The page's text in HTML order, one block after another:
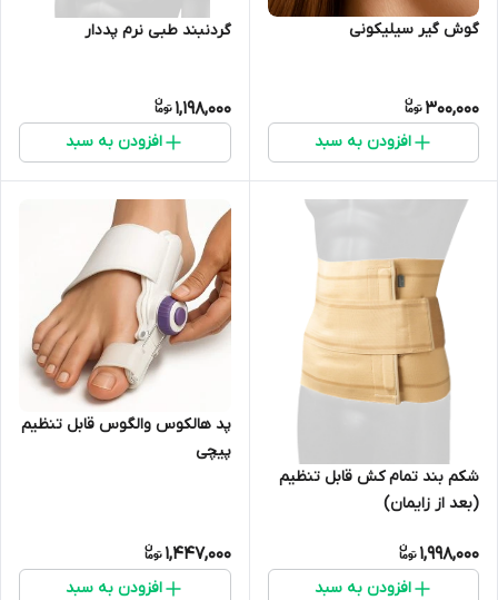
گوش گیر سیلیکونی
300,000
افزودن به سبد
گردنبند طبی نرم پددار
1,198,000
افزودن به سبد
شکم بند تمام کش قابل تنظیم
(بعد از زایمان)
1,998,000
افزودن به سبد
پد هالکوس والگوس قابل تنظیم
پیچی
1,447,000
افزودن به سبد